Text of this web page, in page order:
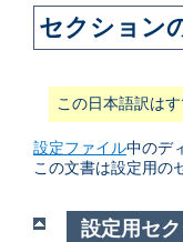
セクション
この日本語訳は
設定ファイル中のデ
この文書は設定用の
設定用セ